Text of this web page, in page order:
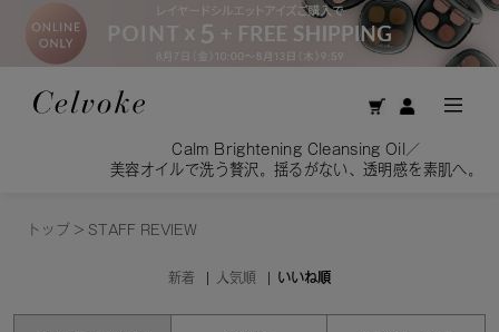
Calm Brightening Cleansing Oil／
美容オイルで洗う贅沢。揺るがない、透明感を素肌へ。
トップ > STAFF REVIEW
新着 人気順 いいね順